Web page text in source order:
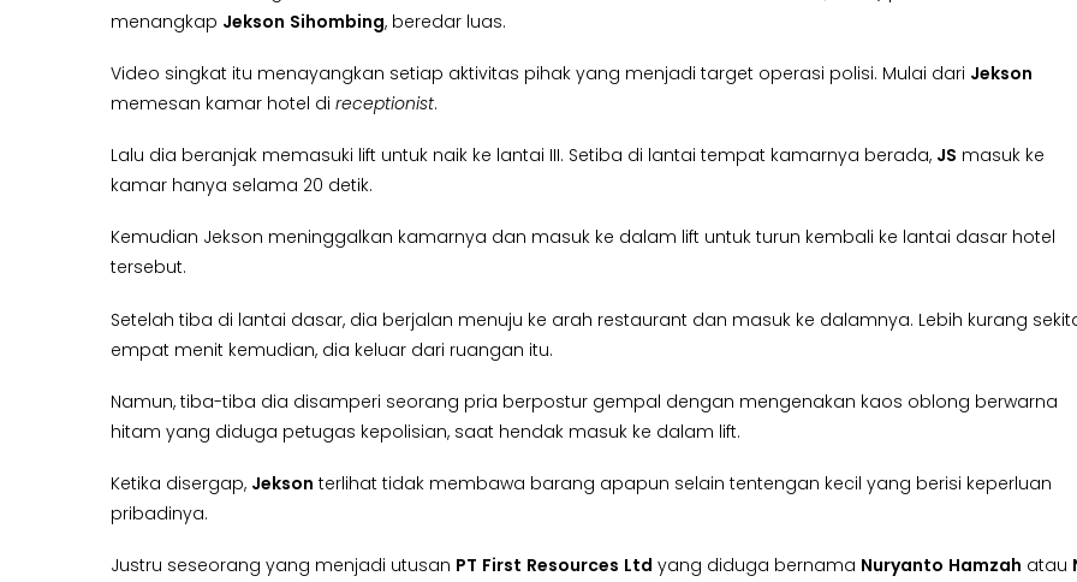
menangkap Jekson Sihombing, beredar luas.
Video singkat itu menayangkan setiap aktivitas pihak yang menjadi target operasi polisi. Mulai dari Jekson
memesan kamar hotel di receptionist.
Lalu dia beranjak memasuki lift untuk naik ke lantai III. Setiba di lantai tempat kamarnya berada, JS masuk ke
kamar hanya selama 20 detik.
Kemudian Jekson meninggalkan kamarnya dan masuk ke dalam lift untuk turun kembali ke lantai dasar hotel
tersebut.
Setelah tiba di lantai dasar, dia berjalan menuju ke arah restaurant dan masuk ke dalamnya. Lebih kurang
empat menit kemudian, dia keluar dari ruangan itu.
Namun, tiba-tiba dia disamperi seorang pria berpostur gempal dengan mengenakan kaos oblong berwarna
hitam yang diduga petugas kepolisian, saat hendak masuk ke dalam lift.
Ketika disergap, Jekson terlihat tidak membawa barang apapun selain tentengan kecil yang berisi keperluan
pribadinya.
Justru seseorang yang menjadi utusan PT First Resources Ltd yang diduga bernama Nuryanto Hamzah atau